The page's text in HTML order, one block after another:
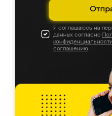
Я соглашаюсь на
данных согласно
конфиденциальности
соглашению